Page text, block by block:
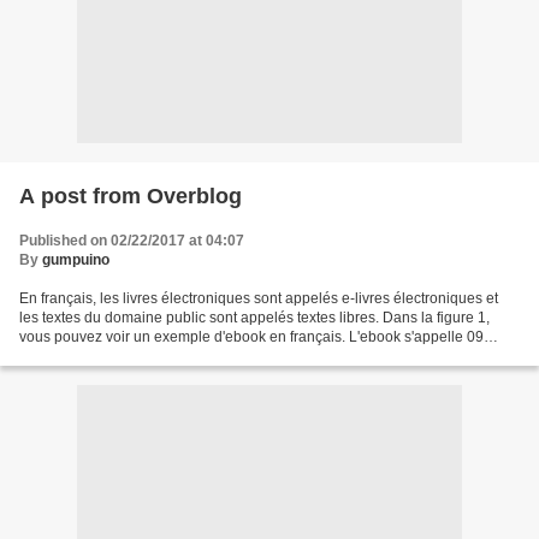
A post from Overblog
Published on 02/22/2017 at 04:07
By gumpuino
En français, les livres électroniques sont appelés e-livres électroniques et
les textes du domaine public sont appelés textes libres. Dans la figure 1,
vous pouvez voir un exemple d'ebook en français. L'ebook s'appelle 09